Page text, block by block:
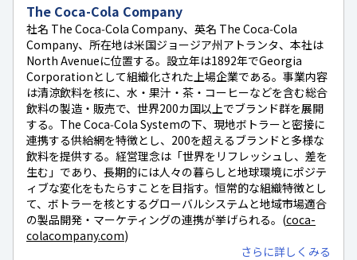
The Coca-Cola Company
社名 The Coca‑Cola Company、英名 The Coca‑Cola
Company、所在地は米国ジョージア州アトランタ、本社は
North Avenueに位置する。設立年は1892年でGeorgia
Corporationとして組織化された上場企業である。事業内容
は清涼飲料を核に、水・果汁・茶・コーヒーなどを含む総合
飲料の製造・販売で、世界200カ国以上でブランド群を展開
する。The Coca‑Cola Systemの下、現地ボトラーと密接に
連携する供給網を特徴とし、200を超えるブランドと多様な
飲料を提供する。経営理念は「世界をリフレッシュし、差を
生む」であり、長期的には人々の暮らしと地球環境にポジテ
ィブな変化をもたらすことを目指す。恒常的な組織特徴とし
て、ボトラーを核とするグローバルシステムと地域市場適合
の製品開発・マーケティングの連携が挙げられる。(coca-
colacompany.com)
さらに詳しくみる